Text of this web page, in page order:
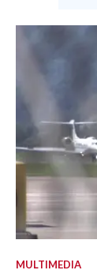
MULTIMEDIA